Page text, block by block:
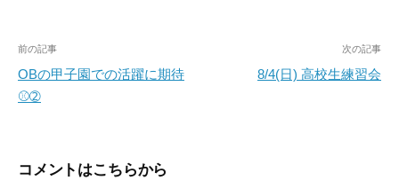
投
稿
ナ
ゲ
前の記事
OBの甲子園での活躍に期待
⚾➁
次の記事
8/4(日) 高校生練習会
コメントはこちらから